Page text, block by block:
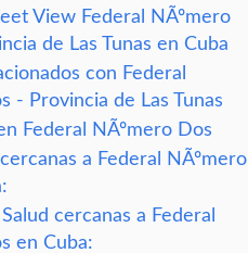
View Federal NÃºmero
de Las Tunas en Cuba
con Federal
- Provincia de Las Tunas
Federal NÃºmero Dos
a Federal NÃºmero
cercanas a Federal
en Cuba: